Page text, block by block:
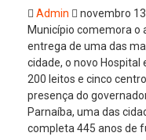
Admin
novembro
Município comemora o
entrega de uma das
cidade, o novo
200 leitos e cinco
presença do
Parnaíba, uma das
completa 445 anos de